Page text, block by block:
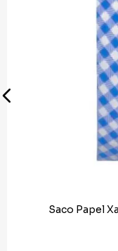
Saco Papel